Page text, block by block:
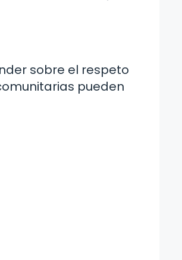
sobre el respeto
pueden